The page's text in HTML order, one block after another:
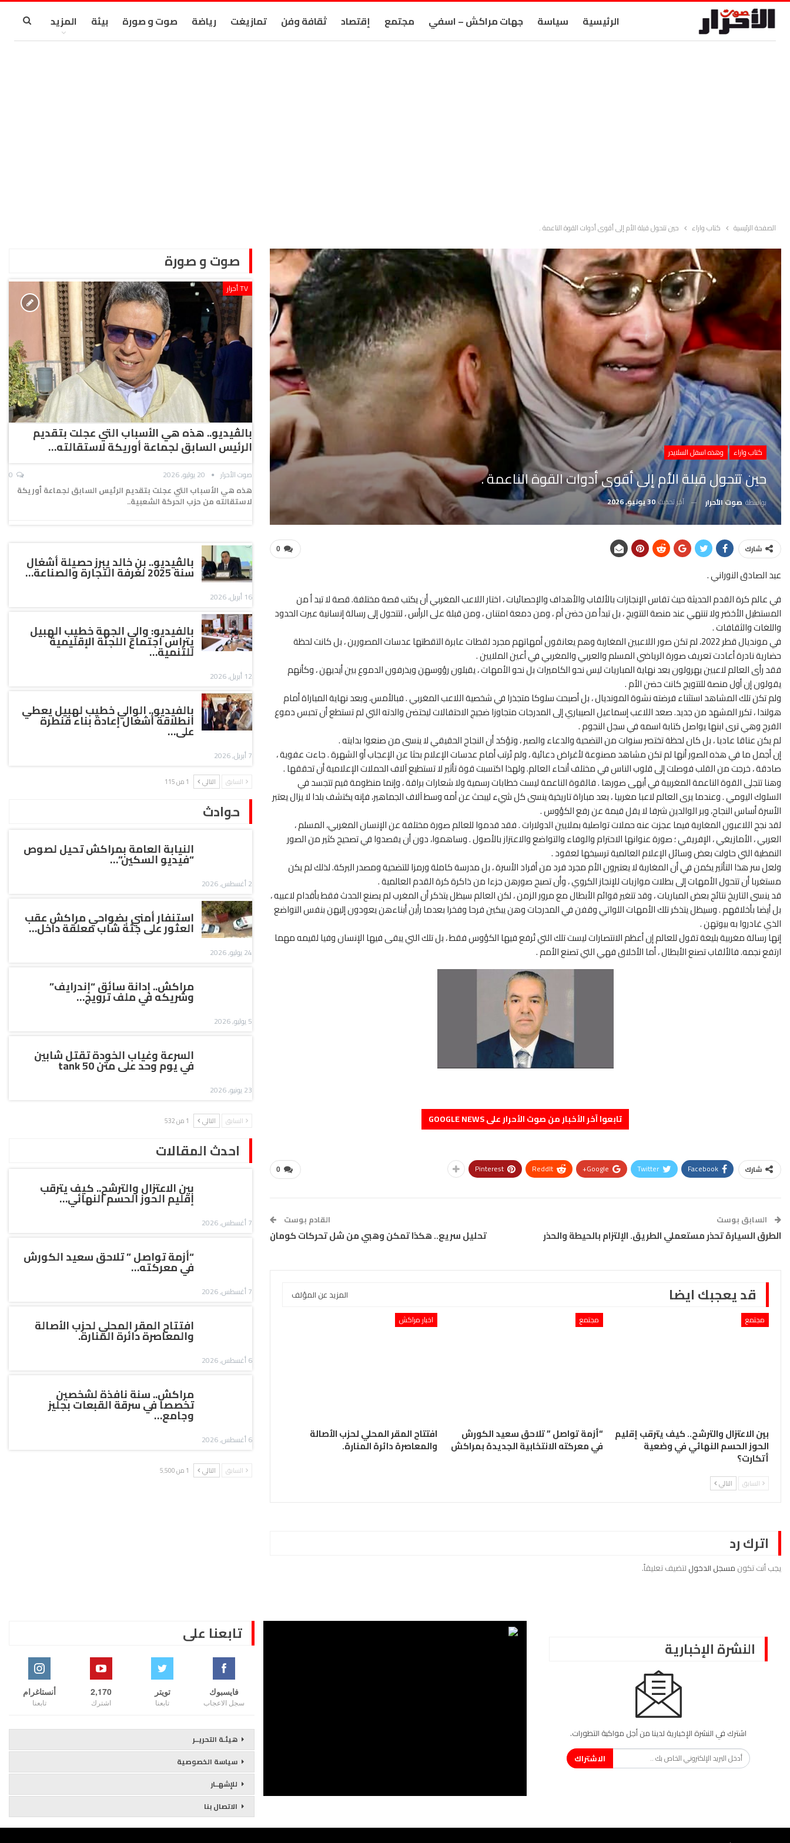
الرئيسية سياسة جهات مراكش – اسفي مجتمع إقتصاد ثقافة وفن تمازيغت رياضة صوت و صورة بيئة المزيد
الصفحة الرئيسية كتاب واراء حين تتحول قبلة الأم إلى أقوى أدوات القوة الناعمة .
كتاب واراء وهذه اسفل السلايدر
حين تتحول قبلة الأم إلى أقوى أدوات القوة الناعمة .
بواسطةصوت الأحرار آخر تحديث30 يونيو, 2026
0 شارك
عبد الصادق النوراني .
في عالم كرة القدم الحديثة حيث تقاس الإنجازات بالألقاب والأهداف والإحصائيات ، اختار اللاعب المغربي أن يكتب قصة مختلفة. قصة لا تبد أ من
المستطيل الأخضر ولا تنتهي عند منصة التتويج ، بل تبدأ من حضن أم ، ومن دمعة امتنان ، ومن قبلة على الرأس ، لتتحول إلى رسالة إنسانية عبرت الحدود
واللغات والثقافات .
في مونديال قطر 2022، لم تكن صور اللاعبين المغاربة وهم يعانقون أمهاتهم مجرد لقطات عابرة التقطتها عدسات المصورين ، بل كانت لحظة
حضارية نادرة أعادت تعريف صورة الرياضي المسلم والعربي والمغربي في أعين الملايين .
فقد رأى العالم لاعبين يهرولون بعد نهاية المباريات ليس نحو الكاميرات بل نحو الأمهات ، يقبلون رؤوسهن ويذرفون الدموع بين أيديهن ، وكأنهم
يقولون إن أول منصة للتتويج كانت حضن الأم .
ولم تكن تلك المشاهد استثناء فرضته نشوة المونديال ، بل أصبحت سلوكا متجذرا في شخصية اللاعب المغربي . فبالأمس، وبعد نهاية المباراة أمام
هولندا ، تكرر المشهد من جديد. صعد اللاعب إسماعيل الصيباري إلى المدرجات متجاوزا ضجيج الاحتفالات ليحتضن والدته التي لم تستطع أن تحبس دموع
الفرح وهي ترى ابنها يواصل كتابة اسمه في سجل النجوم .
لم يكن عناقا عاديا ، بل كان لحظة تختصر سنوات من التضحية والدعاء والصبر ، وتؤكد أن النجاح الحقيقي لا ينسى من صنعوا بدايته .
إن أجمل ما في هذه الصور أنها لم تكن مشاهد مصنوعة لأغراض دعائية ، ولم تُرتب أمام عدسات الإعلام بحثا عن الإعجاب أو الشهرة . جاءت عفوية ،
صادقة ، خرجت من القلب فوصلت إلى قلوب الناس في مختلف أنحاء العالم. ولهذا اكتسبت قوة تأثير لا تستطيع آلاف الحملات الإعلامية أن تحققها .
وهنا تتجلى القوة الناعمة المغربية في أبهى صورها . فالقوة الناعمة ليست خطابات رسمية ولا شعارات براقة ، وإنما منظومة قيم تتجسد في
السلوك اليومي . وعندما يرى العالم لاعبا مغربيا ، بعد مباراة تاريخية ينسى كل شيء ليبحث عن أمه وسط آلاف الجماهير، فإنه يكتشف بلدا لا يزال يعتبر
الأسرة أساس النجاح، وبر الوالدين شرفا لا يقل قيمة عن رفع الكؤوس .
لقد نجح اللاعبون المغاربة فيما عجزت عنه حملات تواصلية بملايين الدولارات . فقد قدموا للعالم صورة مختلفة عن الإنسان المغربي، المسلم ،
العربي ، الأمازيغي ، الإفريقي ؛ صورة عنوانها الاحترام والوفاء والتواضع والاعتزاز بالأصول . وساهموا، دون أن يقصدوا في تصحيح كثير من الصور
النمطية التي حاولت بعض وسائل الإعلام العالمية ترسيخها لعقود .
ولعل سر هذا التأثير يكمن في أن المغاربة لا يعتبرون الأم مجرد فرد من أفراد الأسرة ، بل مدرسة كاملة ورمزا للتضحية ومصدر البركة. لذلك لم يكن
مستغربا أن تتحول الأمهات إلى بطلات موازيات للإنجاز الكروي ، وأن تصبح صورهن جزءا من ذاكرة كرة القدم العالمية .
قد ينسى التاريخ نتائج بعض المباريات ، وقد تتغير قوائم الأبطال مع مرور الزمن ، لكن العالم سيظل يتذكر أن المغرب لم يصنع الحدث فقط بأقدام لاعبيه ،
بل أيضا بأخلاقهم . وسيظل يتذكر تلك الأمهات اللواتي وقفن في المدرجات وهن يبكين فرحا وفخرا بعدما رأين أبناءهن يعودون إليهن بنفس التواضع
الذي غادروا به بيوتهن .
إنها رسالة مغربية بليغة تقول للعالم إن أعظم الانتصارات ليست تلك التي تُرفع فيها الكؤوس فقط ، بل تلك التي يبقى فيها الإنسان وفيا لقيمه مهما
ارتفع نجمه. فالألقاب تصنع الأبطال ، أما الأخلاق فهي التي تصنع الأمم .
تابعوا آخر الأخبار من صوت الأحرار على GOOGLE NEWS
0 شارك Facebook
Twitter
Google+
ReddIt
Pinterest
السابق بوست
الطرق السيارة تحذر مستعملي الطريق. الإلتزام بالحيطة والحذر
القادم بوست
تحليل سريع.. هكذا تمكن وهبي من شل تحركات كومان
قد يعجبك ايضا المزيد عن المؤلف
مجتمع
بين الاعتزال والترشح.. كيف يترقب إقليم
الحوز الحسم النهائي في وضعية
أتكارت؟
مجتمع
“أزمة تواصل ” تلاحق سعيد الكورش
في معركته الانتخابية الجديدة بمراكش
اخبار مراكش
افتتاح المقر المحلي لحزب الأصالة
والمعاصرة دائرة المنارة.
السابق التالي
اترك رد
يجب أنت تكون مسجل الدخول لتضيف تعليقاً.
صوت و صورة
TV أحرار
بالڤيديو.. هذه هي الأسباب التي عجلت بتقديم
الرئيس السابق لجماعة أوريكة لاستقالته…
صوت الأحرار 20 يوليو, 2026
هذه هي الأسباب التي عجلت بتقديم الرئيس السابق لجماعة أوريكة
لاستقالته من حزب الحركة الشعبية..
بالڤيديو.. بن خالد يبرز حصيلة أشغال
سنة 2025 لغرفة التجارة والصناعة…
16 أبريل, 2026
بالفيديو: والي الجهة خطيب الهبيل
يتراس اجتماع اللجنة الإقليمية
للتنمية…
12 أبريل, 2026
بالفيديو.. الوالي خطيب لهبيل يعطي
انطلاقة أشغال إعادة بناء قنطرة
على…
7 أبريل, 2026
السابق التالي 1 من 115
حوادث
النيابة العامة بمراكش تحيل لصوص
“فيديو السكين”…
2 أغسطس, 2026
استنفار أمني بضواحي مراكش عقب
العثور على جثة شاب معلقة داخل…
24 يوليو, 2026
مراكش.. إدانة سائق “إندرايف”
وشريكه في ملف ترويج…
5 يوليو, 2026
السرعة وغياب الخودة تقتل شابين
في يوم وحد على متن tank 50
23 يونيو, 2026
السابق التالي 1 من 532
احدث المقالات
بين الاعتزال والترشح.. كيف يترقب
إقليم الحوز الحسم النهائي…
7 أغسطس, 2026
“أزمة تواصل ” تلاحق سعيد الكورش
في معركته…
7 أغسطس, 2026
افتتاح المقر المحلي لحزب الأصالة
والمعاصرة دائرة المنارة.
6 أغسطس, 2026
مراكش.. سنة نافذة لشخصين
تخصصا في سرقة القبعات بجليز
وجامع…
6 أغسطس, 2026
السابق التالي 1 من 5٬500
النشرة الإخبارية
اشترك في النشرة الإخبارية لدينا من أجل مواكبة التطورات.
الاشتراك
تابعنا على
فايسبوك
سجل الاعجاب
تويتر
تابعنا
2,170
اشترك
أنستاغرام
تابعنا
هيئـة التحريــر
سياسة الخصوصية
للإشهــار
الاتصال بنا